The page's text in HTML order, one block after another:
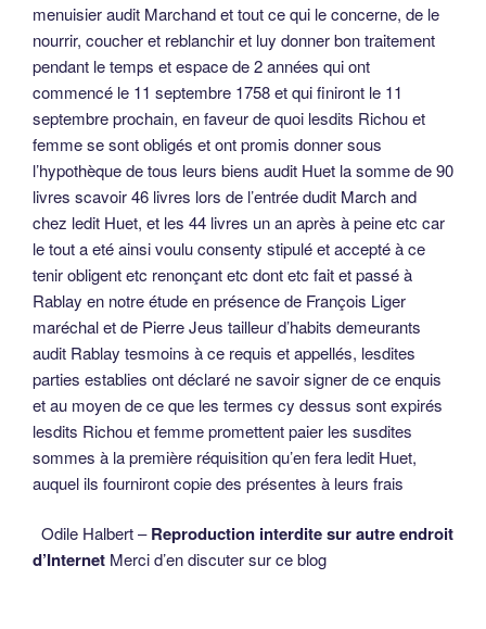
menuisier audit Marchand et tout ce qui le concerne, de le
nourrir, coucher et reblanchir et luy donner bon traitement
pendant le temps et espace de 2 années qui ont
commencé le 11 septembre 1758 et qui finiront le 11
septembre prochain, en faveur de quoi lesdits Richou et
femme se sont obligés et ont promis donner sous
l’hypothèque de tous leurs biens audit Huet la somme de 90
livres scavoir 46 livres lors de l’entrée dudit March and
chez ledit Huet, et les 44 livres un an après à peine etc car
le tout a eté ainsi voulu consenty stipulé et accepté à ce
tenir obligent etc renonçant etc dont etc fait et passé à
Rablay en notre étude en présence de François Liger
maréchal et de Pierre Jeus tailleur d’habits demeurants
audit Rablay tesmoins à ce requis et appellés, lesdites
parties establies ont déclaré ne savoir signer de ce enquis
et au moyen de ce que les termes cy dessus sont expirés
lesdits Richou et femme promettent paier les susdites
sommes à la première réquisition qu’en fera ledit Huet,
auquel ils fourniront copie des présentes à leurs frais
Odile Halbert –Reproduction interdite sur autre endroit
d’Internet Merci d’en discuter sur ce blog